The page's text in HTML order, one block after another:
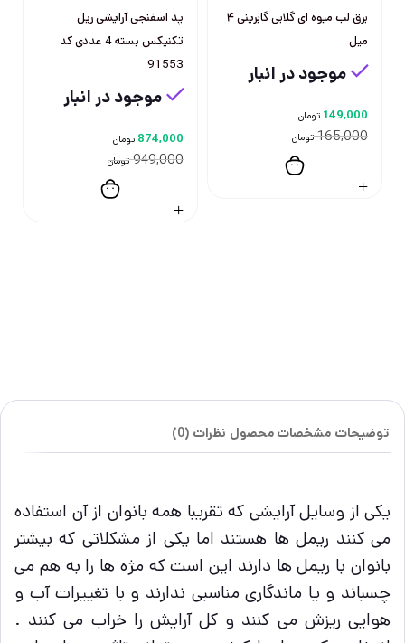
برق لب میوه ای گلابی گابرینی ۴
میل
موجود در انبار
165,000 تومان
149,000 تومان
پد اسفنجی آرایشی ریل
تکنیکس بسته 4 عددی کد
91553
موجود در انبار
949,000 تومان
874,000 تومان
توضیحات مشخصات محصول نظرات (0)
یکی از وسایل آرایشی که تقریبا همه بانوان از آن استفاده
می کنند ریمل ها هستند اما یکی از مشکلاتی که بیشتر
بانوان با ریمل ها دارند این است که مژه ها را به هم می
چسباند و یا ماندگاری مناسبی ندارند و با تغییرات آب و
هوایی ریزش می کنند و کل آرایش را خراب می کنند .